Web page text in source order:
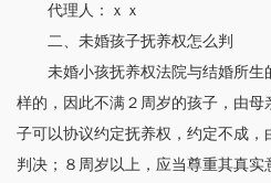
代理人：ｘｘ
二、未婚孩子抚养权怎么判
未婚小孩抚养权法院与结婚所
样的，因此不满２周岁的孩子，由
子可以协议约定抚养权，约定不成
判决；８周岁以上，应当尊重其真实